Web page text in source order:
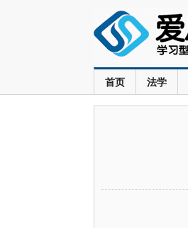
首页 法学